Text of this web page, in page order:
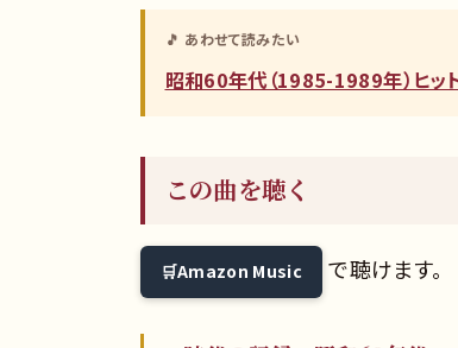
🎵 あわせて読みたい
昭和60年代（1985-1989年）ヒッ
この曲を聴く
Amazon Music で聴けます。